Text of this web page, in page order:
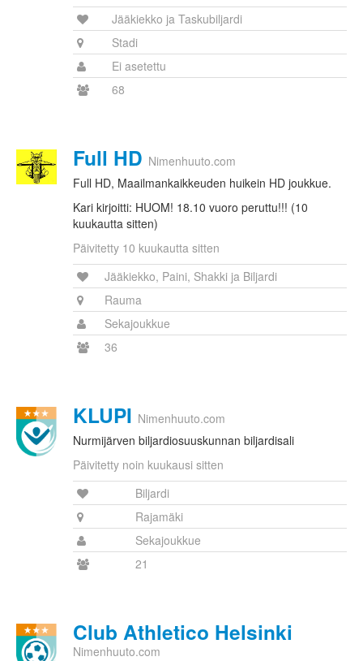
Jääkiekko ja Taskubiljardi
Stadi
Ei asetettu
68
Full HD Nimenhuuto.com
Full HD, Maailmankaikkeuden huikein HD joukkue.
Kari kirjoitti: HUOM! 18.10 vuoro peruttu!!! (10
kuukautta sitten)
Päivitetty 10 kuukautta sitten
Jääkiekko, Paini, Shakki ja Biljardi
Rauma
Sekajoukkue
36
KLUPI Nimenhuuto.com
Nurmijärven biljardiosuuskunnan biljardisali
Päivitetty noin kuukausi sitten
Biljardi
Rajamäki
Sekajoukkue
21
Club Athletico Helsinki
Nimenhuuto.com